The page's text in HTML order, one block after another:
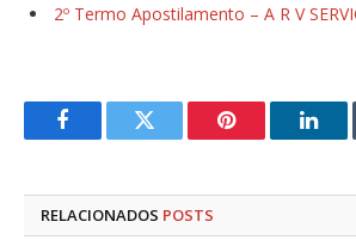
2º Termo Apostilamento – A R V
FacebookTwitter Pinterest
RELACIONADOS POSTS